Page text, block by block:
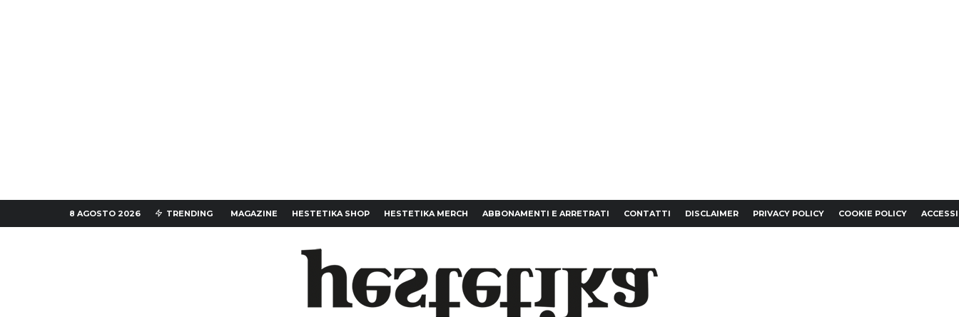
8 AGOSTO 2026 TRENDING MAGAZINE HESTETIKA SHOP HESTETIKA MERCH ABBONAMENTI E ARRETRATI CONTATTI DISCLAIMER PRIVACY POLICY COOKIE POLICY